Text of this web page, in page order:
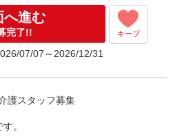
へ進む
完了!! キープ
07/07～2026/12/31
護スタッフ募集
。